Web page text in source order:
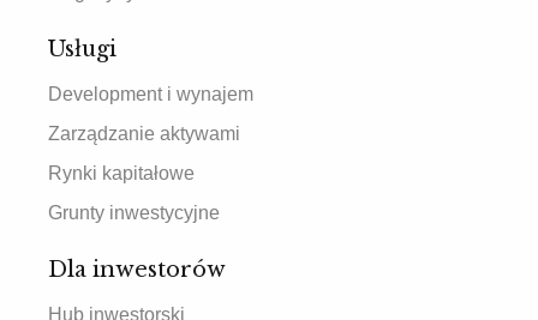
Usługi
Development i wynajem
Zarządzanie aktywami
Rynki kapitałowe
Grunty inwestycyjne
Dla inwestorów
Hub inwestorski